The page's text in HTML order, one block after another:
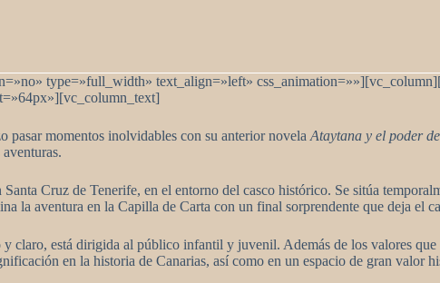
type=»full_width» text_align=»left»
pasar momentos inolvidables con su anterior novela Ataytana y el poder
Cruz de Tenerife, en el entorno del casco histórico. Se sitúa
la aventura en la Capilla de Carta con un final sorprendente que deja el
claro, está dirigida al público infantil y juvenil. Además de los valores
en la historia de Canarias, así como en un espacio de gran valor